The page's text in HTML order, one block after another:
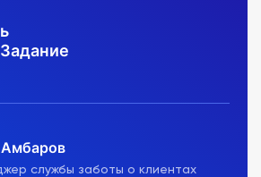
службы заботы о клиентах